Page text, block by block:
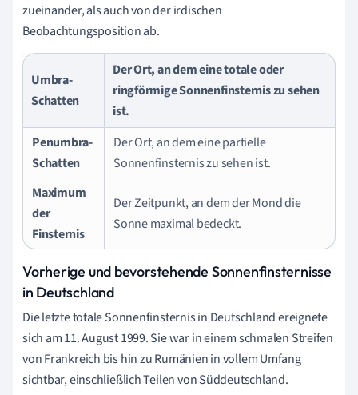
zueinander, als auch von der irdischen
Beobachtungsposition ab.
Umbra-
Schatten
Der Ort, an dem eine totale oder
ringförmige Sonnenfinsternis zu sehen
ist.
Penumbra-
Schatten
Der Ort, an dem eine partielle
Sonnenfinsternis zu sehen ist.
Maximum
der
Finsternis
Der Zeitpunkt, an dem der Mond die
Sonne maximal bedeckt.
Vorherige und bevorstehende Sonnenfinsternisse
in Deutschland
Die letzte totale Sonnenfinsternis in Deutschland ereignete
sich am 11. August 1999. Sie war in einem schmalen Streifen
von Frankreich bis hin zu Rumänien in vollem Umfang
sichtbar, einschließlich Teilen von Süddeutschland.